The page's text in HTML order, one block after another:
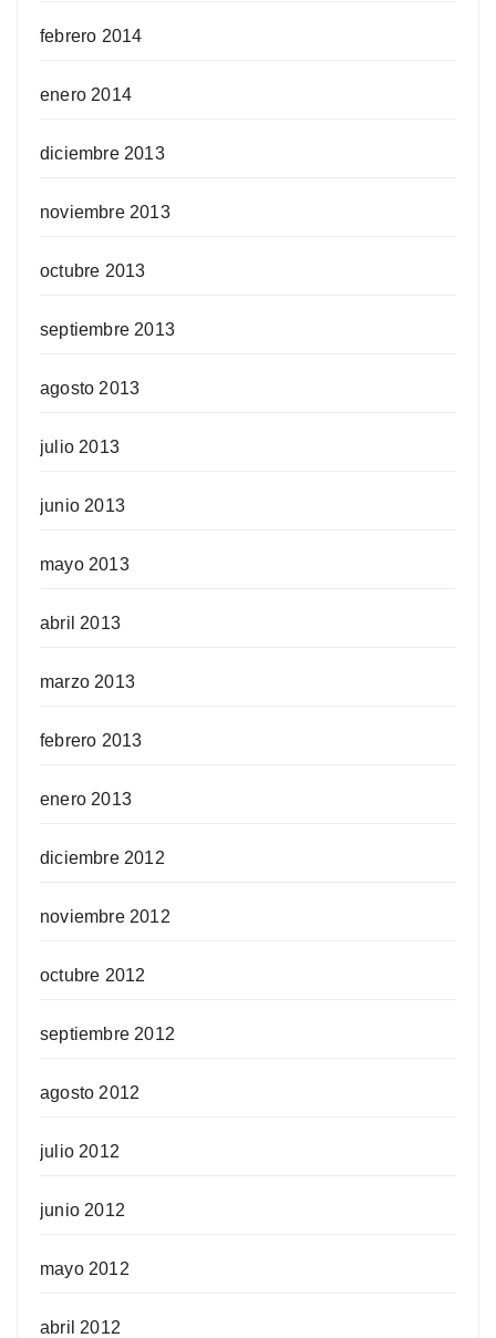
febrero 2014
enero 2014
diciembre 2013
noviembre 2013
octubre 2013
septiembre 2013
agosto 2013
julio 2013
junio 2013
mayo 2013
abril 2013
marzo 2013
febrero 2013
enero 2013
diciembre 2012
noviembre 2012
octubre 2012
septiembre 2012
agosto 2012
julio 2012
junio 2012
mayo 2012
abril 2012